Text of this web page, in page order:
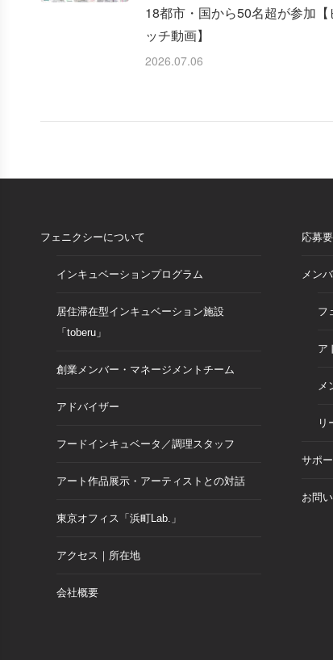
18都市・国から50名超が参加【
ッチ動画】
2026.07.06
フェニクシーについて
インキュベーションプログラム
居住滞在型インキュベーション施設
「toberu」
創業メンバー・マネージメントチーム
アドバイザー
フードインキュベータ／調理スタッフ
アート作品展示・アーティストとの対話
東京オフィス「浜町Lab.」
アクセス｜所在地
会社概要
応募
メン
フ
ア
メ
リ
サポ
お問